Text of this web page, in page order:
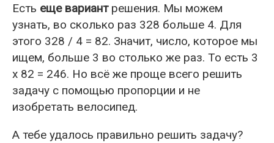
Есть еще вариантрешения. Мы можем
узнать, во сколько раз 328 больше 4. Для
этого 328 / 4 = 82. Значит, число, которое мы
ищем, больше 3 во столько же раз. То есть 3
х 82 = 246. Но всё же проще всего решить
задачу с помощью пропорции и не
изобретать велосипед.
А тебе удалось правильно решить задачу?